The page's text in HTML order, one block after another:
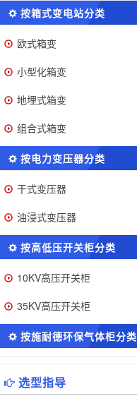
按箱式变电站分类
欧式箱变
小型化箱变
地埋式箱变
组合式箱变
按电力变压器分类
干式变压器
油浸式变压器
按高低压开关柜分类
10KV高压开关柜
35KV高压开关柜
按施耐德环保气体柜分类
选型指导